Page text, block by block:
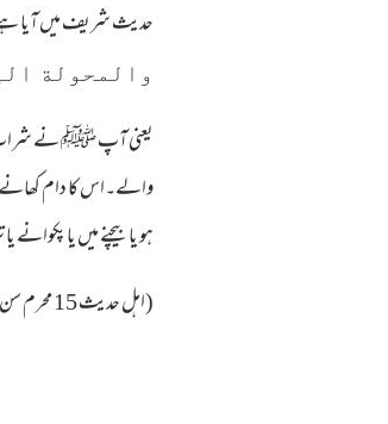
حدیث شریف میں آیا
والمحولة
یعنی آپ ﷺ نے شراب
والے۔اس کا دام
ہو یا بیچنے میں یا
(اہل حدیث 15 محرم سن1357ھ)